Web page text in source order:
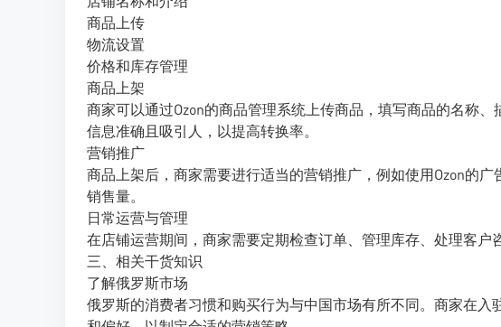
商品上传
物流设置
价格和库存管理
商品上架
商家可以通过Ozon的商品管理系统上传商品，填写商品的名称
信息准确且吸引人，以提高转换率。
营销推广
商品上架后，商家需要进行适当的营销推广，例如使用Ozon的
销售量。
日常运营与管理
在店铺运营期间，商家需要定期检查订单、管理库存、处理客户
三、相关干货知识
了解俄罗斯市场
俄罗斯的消费者习惯和购买行为与中国市场有所不同。商家在